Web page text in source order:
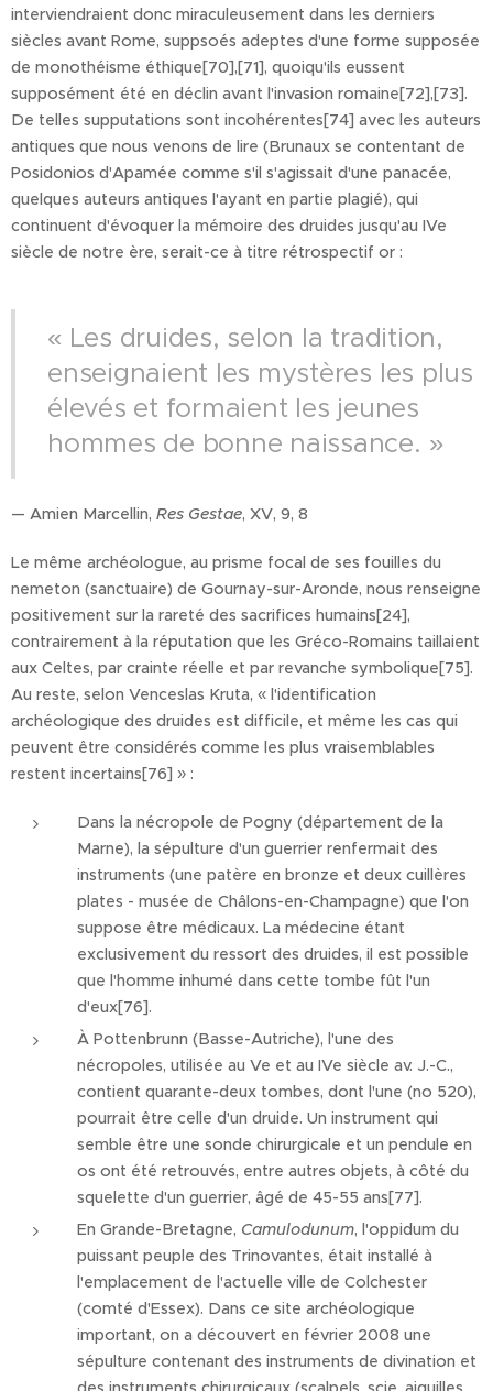
interviendraient donc miraculeusement dans les derniers
siècles avant Rome, suppsoés adeptes d'une forme supposée
de monothéisme éthique[70],[71], quoiqu'ils eussent
supposément été en déclin avant l'invasion romaine[72],[73].
De telles supputations sont incohérentes[74] avec les auteurs
antiques que nous venons de lire (Brunaux se contentant de
Posidonios d'Apamée comme s'il s'agissait d'une panacée,
quelques auteurs antiques l'ayant en partie plagié), qui
continuent d'évoquer la mémoire des druides jusqu'au IVe
siècle de notre ère, serait-ce à titre rétrospectif or :
« Les druides, selon la tradition,
enseignaient les mystères les plus
élevés et formaient les jeunes
hommes de bonne naissance. »
— Amien Marcellin, Res Gestae, XV, 9, 8
Le même archéologue, au prisme focal de ses fouilles du
nemeton (sanctuaire) de Gournay-sur-Aronde, nous renseigne
positivement sur la rareté des sacrifices humains[24],
contrairement à la réputation que les Gréco-Romains taillaient
aux Celtes, par crainte réelle et par revanche symbolique[75].
Au reste, selon Venceslas Kruta, « l'identification
archéologique des druides est difficile, et même les cas qui
peuvent être considérés comme les plus vraisemblables
restent incertains[76] » :
Dans la nécropole de Pogny (département de la
Marne), la sépulture d'un guerrier renfermait des
instruments (une patère en bronze et deux cuillères
plates - musée de Châlons-en-Champagne) que l'on
suppose être médicaux. La médecine étant
exclusivement du ressort des druides, il est possible
que l'homme inhumé dans cette tombe fût l'un
d'eux[76].
À Pottenbrunn (Basse-Autriche), l'une des
nécropoles, utilisée au Ve et au IVe siècle av. J.-C.,
contient quarante-deux tombes, dont l'une (no 520),
pourrait être celle d'un druide. Un instrument qui
semble être une sonde chirurgicale et un pendule en
os ont été retrouvés, entre autres objets, à côté du
squelette d'un guerrier, âgé de 45-55 ans[77].
En Grande-Bretagne, Camulodunum, l'oppidum du
puissant peuple des Trinovantes, était installé à
l'emplacement de l'actuelle ville de Colchester
(comté d'Essex). Dans ce site archéologique
important, on a découvert en février 2008 une
sépulture contenant des instruments de divination et